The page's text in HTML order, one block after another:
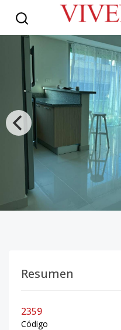
Resumen
2359
Código